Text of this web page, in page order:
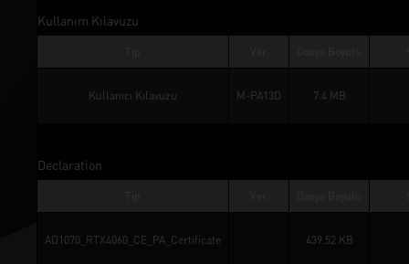
Kullanım Kılavuzu
Kullanıcı Kılavuzu M-PA13D 7.4 MB
Declaration
AD1070_RTX4060_CE_PA_Certificate 439.52 KB